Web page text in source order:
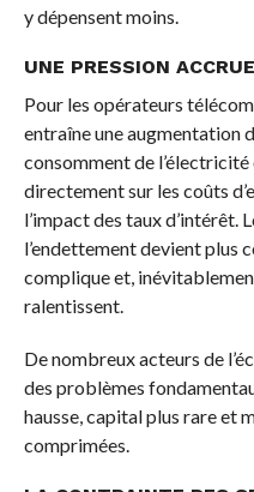
y dépensent moins.
UNE PRESSION
Pour les opérateurs
entraîne une augmentation
consomment de
directement sur les coûts
l’impact des taux d’intérêt.
l’endettement devient plus
complique et,
ralentissent.
De nombreux acteurs de
des problèmes
hausse, capital plus rare et
comprimées.